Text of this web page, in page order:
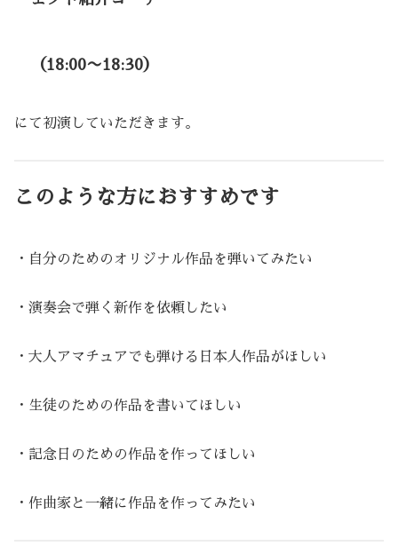
（18:00〜18:30）
にて初演していただきます。
このような方におすすめです
・自分のためのオリジナル作品を弾いてみたい
・演奏会で弾く新作を依頼したい
・大人アマチュアでも弾ける日本人作品がほしい
・生徒のための作品を書いてほしい
・記念日のための作品を作ってほしい
・作曲家と一緒に作品を作ってみたい